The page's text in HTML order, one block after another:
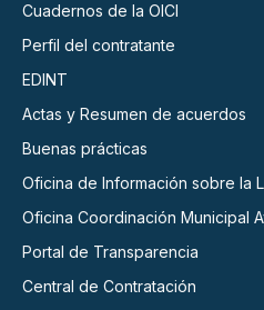
Cuadernos de la OICI
Perfil del contratante
EDINT
Actas y Resumen de acuerdos
Buenas prácticas
Oficina de Información sobre la
Oficina Coordinación Municipal
Portal de Transparencia
Central de Contratación